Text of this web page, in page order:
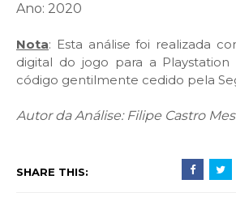
Ano: 2020
Nota: Esta análise foi realizada
digital do jogo para a
código gentilmente cedido pela
Autor da Análise: Filipe Castro
SHARE THIS: